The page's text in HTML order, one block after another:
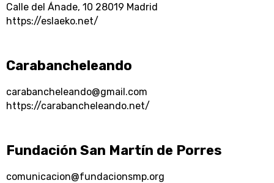
Calle del Ánade, 10 28019 Madrid
https://eslaeko.net/
Carabancheleando
carabancheleando@gmail.com
https://carabancheleando.net/
Fundación San Martín de Porres
comunicacion@fundacionsmp.org